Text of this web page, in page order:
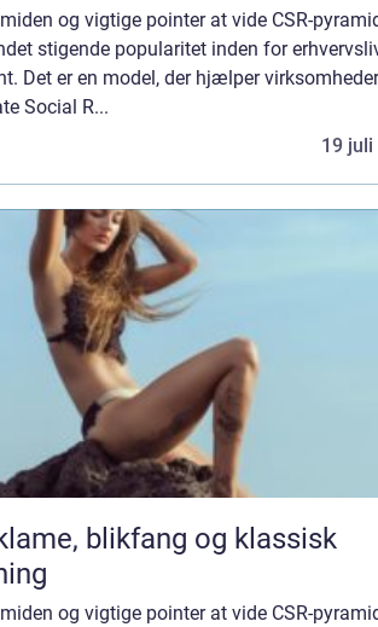
og vigtige pointer at vide CSR-
stigende popularitet inden for
Det er en model, der hjælper
Social R...
19 juli
og vigtige pointer at vide CSR-